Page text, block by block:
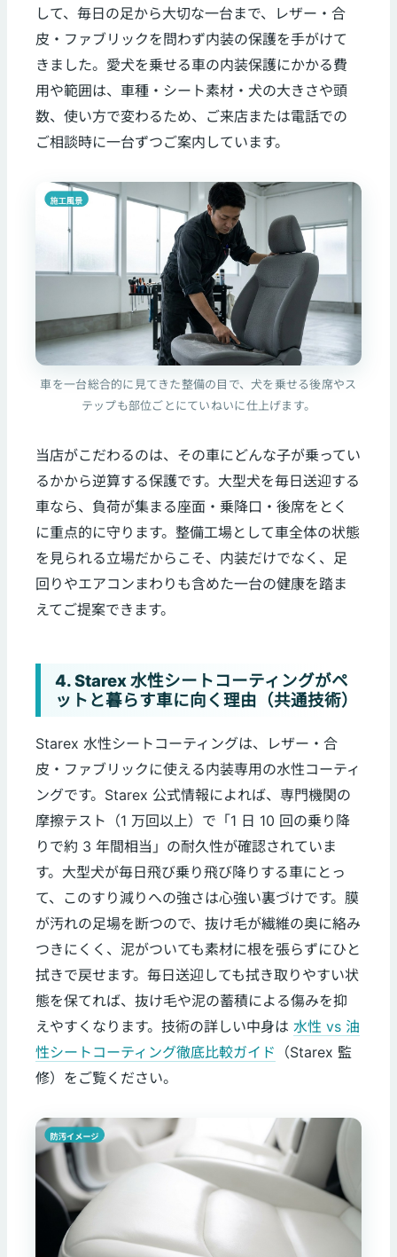
して、毎日の足から大切な一台まで、レザー・合
皮・ファブリックを問わず内装の保護を手がけて
きました。愛犬を乗せる車の内装保護にかかる費
用や範囲は、車種・シート素材・犬の大きさや頭
数、使い方で変わるため、ご来店または電話での
ご相談時に一台ずつご案内しています。
車を一台総合的に見てきた整備の目で、犬を乗せる後席やス
テップも部位ごとにていねいに仕上げます。
当店がこだわるのは、その車にどんな子が乗ってい
るかから逆算する保護です。大型犬を毎日送迎する
車なら、負荷が集まる座面・乗降口・後席をとく
に重点的に守ります。整備工場として車全体の状態
を見られる立場だからこそ、内装だけでなく、足
回りやエアコンまわりも含めた一台の健康を踏ま
えてご提案できます。
4. Starex 水性シートコーティングがペ
ットと暮らす車に向く理由（共通技術）
Starex 水性シートコーティングは、レザー・合
皮・ファブリックに使える内装専用の水性コーティ
ングです。Starex 公式情報によれば、専門機関の
摩擦テスト（1 万回以上）で「1 日 10 回の乗り降
りで約 3 年間相当」の耐久性が確認されていま
す。大型犬が毎日飛び乗り飛び降りする車にとっ
て、このすり減りへの強さは心強い裏づけです。膜
が汚れの足場を断つので、抜け毛が繊維の奥に絡み
つきにくく、泥がついても素材に根を張らずにひと
拭きで戻せます。毎日送迎しても拭き取りやすい状
態を保てれば、抜け毛や泥の蓄積による傷みを抑
えやすくなります。技術の詳しい中身は水性 vs 油
性シートコーティング徹底比較ガイド
（Starex 監
修）をご覧ください。